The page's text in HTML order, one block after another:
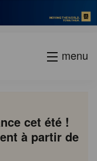
menu
cet été !
à partir de